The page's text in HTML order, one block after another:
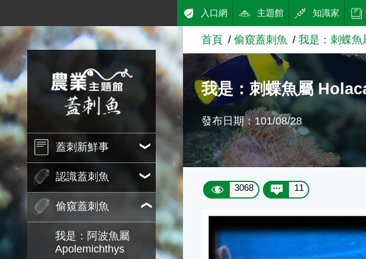
跳到主要內容
農業知識入口網
蓋刺新鮮事
認識蓋刺魚
偷窺蓋刺魚
我是：阿波魚屬
Apolemichthys
入口網 主題館 知識家
首頁 偷窺蓋刺魚 我是：刺蝶魚
我是：刺蝶魚屬
發布日期：101/08/28
3068 11